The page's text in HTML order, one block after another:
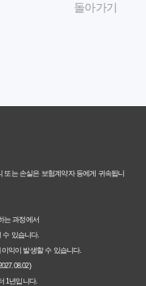
을까? 내게 맞는
가치와 현명한
? 미래 보험료 걱
리한 선택은? 완
돌아가기
또는 손실은 보험계약자 등에게 귀속됩니
는 과정에서
있습니다.
익이 발생할 수 있습니다.
1년입니다.